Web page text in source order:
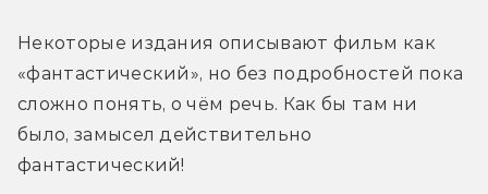
Некоторые издания описывают фильм как
«фантастический», но без подробностей пока
сложно понять, о чём речь. Как бы там ни
было, замысел действительно
фантастический!